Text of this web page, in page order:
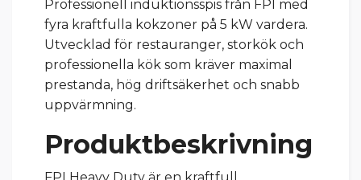
Professionell induktionsspis från FPI med
fyra kraftfulla kokzoner på 5 kW vardera.
Utvecklad för restauranger, storkök och
professionella kök som kräver maximal
prestanda, hög driftsäkerhet och snabb
uppvärmning.
Produktbeskrivning
FPI Heavy Duty är en kraftfull